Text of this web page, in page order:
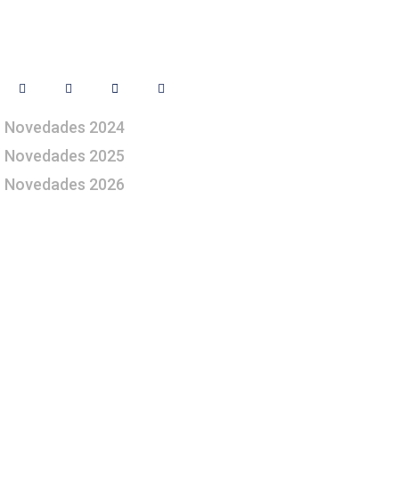
Novedades 2024
Novedades 2025
Novedades 2026